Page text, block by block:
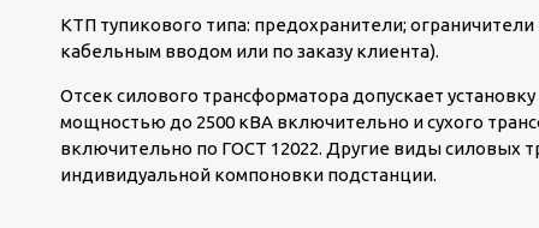
КТП тупикового типа: предохранители;
кабельным вводом или по заказу клиента).
Отсек силового трансформатора допускает
мощностью до 2500 кВА включительно и сухого
включительно по ГОСТ 12022. Другие виды силовых
индивидуальной компоновки подстанции.